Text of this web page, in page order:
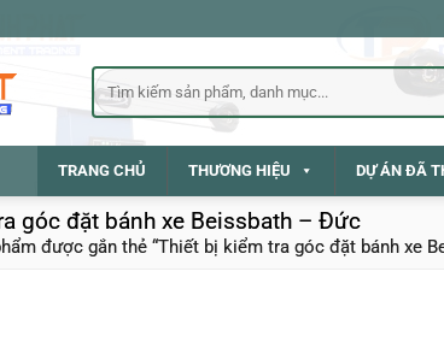
Tìm
kiếm:
TRANG CHỦ THƯƠNG HIỆU DỰ ÁN ĐÃ
góc đặt bánh xe Beissbath – Đức
được gắn thẻ “Thiết bị kiểm tra góc đặt bánh xe